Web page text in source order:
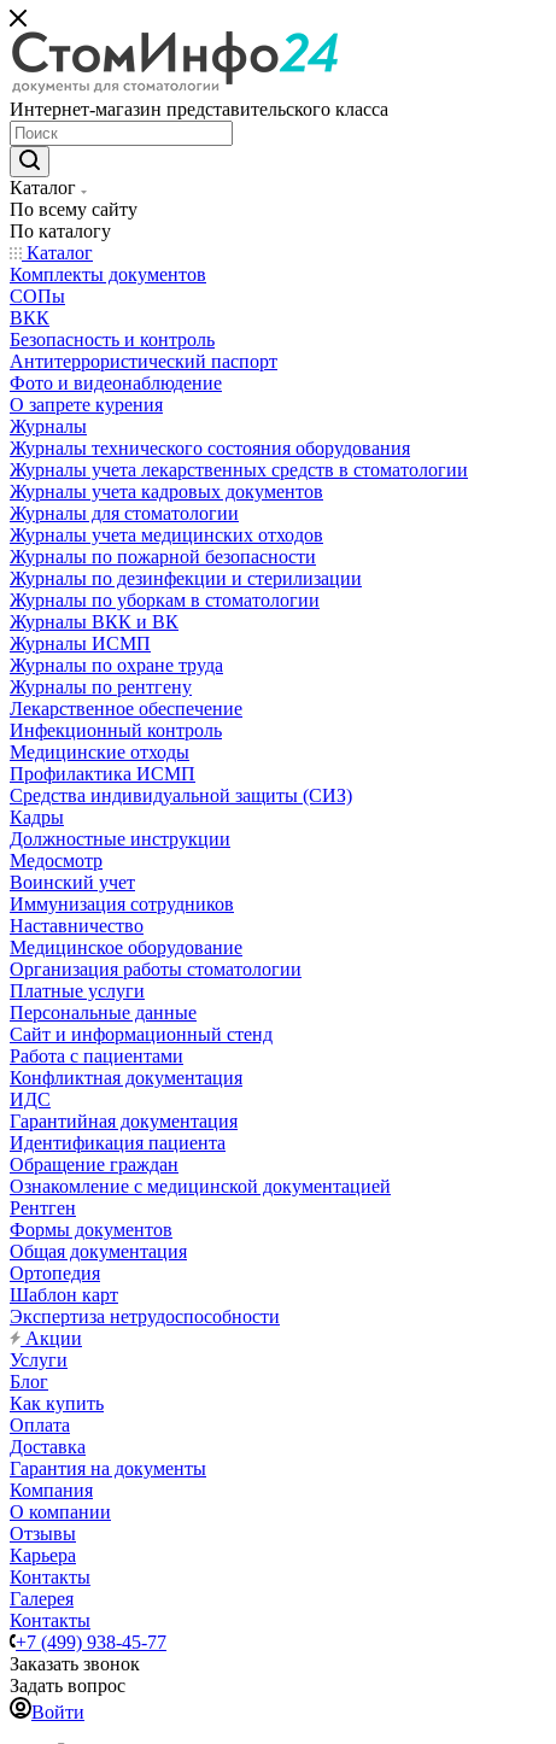
Интернет-магазин представительского класса
Каталог
По всему сайту
По каталогу
Каталог
Комплекты документов
СОПы
ВКК
Безопасность и контроль
Антитеррористический паспорт
Фото и видеонаблюдение
О запрете курения
Журналы
Журналы технического состояния оборудования
Журналы учета лекарственных средств в стоматологии
Журналы учета кадровых документов
Журналы для стоматологии
Журналы учета медицинских отходов
Журналы по пожарной безопасности
Журналы по дезинфекции и стерилизации
Журналы по уборкам в стоматологии
Журналы ВКК и ВК
Журналы ИСМП
Журналы по охране труда
Журналы по рентгену
Лекарственное обеспечение
Инфекционный контроль
Медицинские отходы
Профилактика ИСМП
Средства индивидуальной защиты (СИЗ)
Кадры
Должностные инструкции
Медосмотр
Воинский учет
Иммунизация сотрудников
Наставничество
Медицинское оборудование
Организация работы стоматологии
Платные услуги
Персональные данные
Сайт и информационный стенд
Работа с пациентами
Конфликтная документация
ИДС
Гарантийная документация
Идентификация пациента
Обращение граждан
Ознакомление с медицинской документацией
Рентген
Формы документов
Общая документация
Ортопедия
Шаблон карт
Экспертиза нетрудоспособности
Акции
Услуги
Блог
Как купить
Оплата
Доставка
Гарантия на документы
Компания
О компании
Отзывы
Карьера
Контакты
Галерея
Контакты
+7 (499) 938-45-77
Заказать звонок
Задать вопрос
Войти